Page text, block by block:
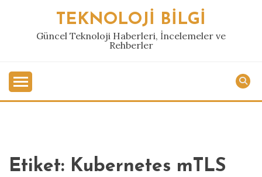
TEKNOLOJI BILGI
Güncel Teknoloji Haberleri, İncelemeler ve
Rehberler
Etiket: Kubernetes mTLS